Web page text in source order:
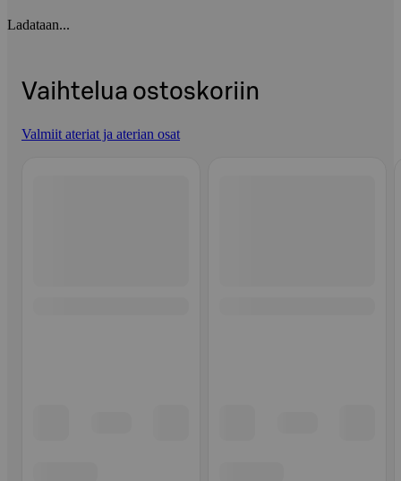
Ladataan...
Vaihtelua ostoskoriin
Valmiit ateriat ja aterian osat